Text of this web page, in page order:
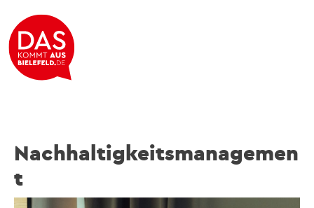
Nachhaltigkeitsmanagemen
t